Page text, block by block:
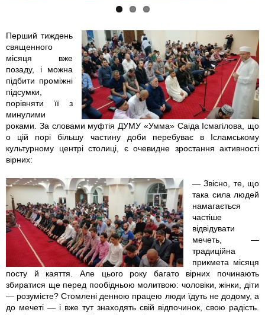
8
0
5
1
7
_
2
3
0
0
8
0
5
1
7
_
2
2
9
0
9
_
1
6
6
7
1
2
4
1
Перший тиждень
священного
місяця вже
позаду, і можна
підбити проміжні
підсумки,
порівняти її з
минулими
роками. За словами муфтія ДУМУ «Умма» Саіда Ісмагілова, що
о цій порі більшу частину доби перебуває в Ісламському
культурному центрі столиці, є очевидне зростання активності
вірних:
— Звісно, те, що
така сила людей
намагається
частіше
відвідувати
мечеть, —
традиційна
прикмета місяця
посту й каяття. Але цього року багато вірних починають
збиратися ще перед пообідньою молитвою: чоловіки, жінки, діти
— розумієте? Стомлені денною працею люди їдуть не додому, а
до мечеті — і вже тут знаходять свій відпочинок, свою радість.